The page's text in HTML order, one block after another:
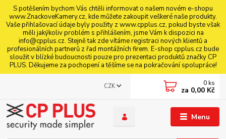
S potěšením bychom Vás chtěli informovat o našem novém e-shopu
www.ZnackoveKamery.cz, kde můžete zakoupit veškeré naše produkty.
Vaše přihlašovací údaje byly použity z www.cpplus.cz, pokud byste však
měli jakýkoliv problém s přihlášením, jsme Vám k dispozici na
info@cpplus.cz. Stejně tak zde vítáme registraci nových klientů a
profesionálních partnerů z řad montážních firem. E-shop cpplus.cz bude
sloužit v blízké budoucnosti pouze pro prezentaci produktů značky CP
PLUS. Děkujeme za pochopení a těšíme se na pokračování spolupráce!
Menu
CZK 0 ks
za 0,00 Kč